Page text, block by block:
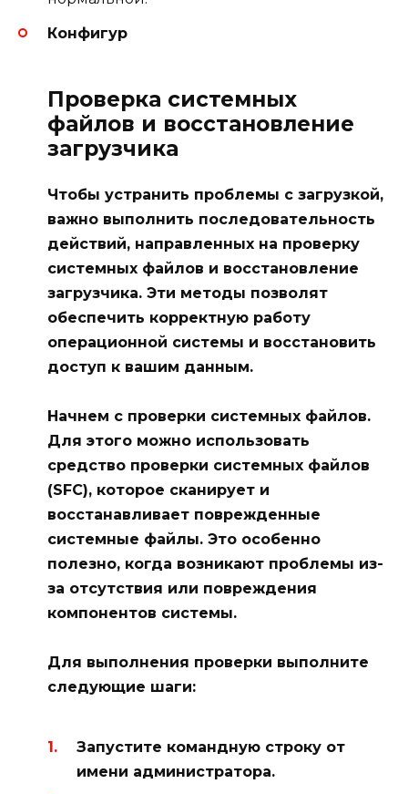
Конфигур
Проверка системных
файлов и восстановление
загрузчика
Чтобы устранить проблемы с загрузкой,
важно выполнить последовательность
действий, направленных на проверку
системных файлов и восстановление
загрузчика. Эти методы позволят
обеспечить корректную работу
операционной системы и восстановить
доступ к вашим данным.
Начнем с проверки системных файлов.
Для этого можно использовать
средство проверки системных файлов
(SFC), которое сканирует и
восстанавливает поврежденные
системные файлы. Это особенно
полезно, когда возникают проблемы из-
за отсутствия или повреждения
компонентов системы.
Для выполнения проверки выполните
следующие шаги:
Запустите командную строку от
имени администратора.